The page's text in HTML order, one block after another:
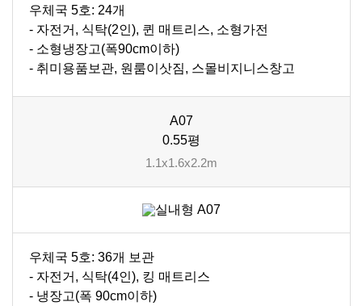
우체국 5호: 24개
- 자전거, 식탁(2인), 퀸 매트리스, 소형가전
- 소형냉장고(폭90cm이하)
- 취미용품보관, 원룸이삿짐, 스몰비지니스창고
A07
0.55평
1.1x1.6x2.2m
우체국 5호: 36개 보관
- 자전거, 식탁(4인), 킹 매트리스
- 냉장고(폭 90cm이하)